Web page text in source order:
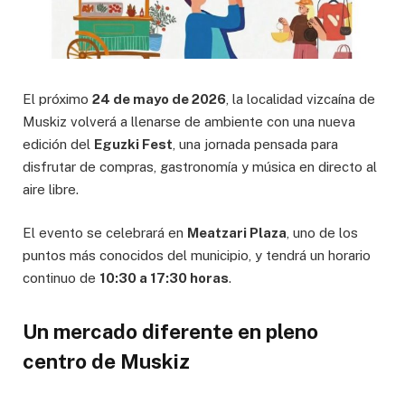
El próximo 24 de mayo de 2026 , la localidad vizcaína de
Muskiz volverá a llenarse de ambiente con una nueva
edición del Eguzki Fest , una jornada pensada para
disfrutar de compras, gastronomía y música en directo al
aire libre.
El evento se celebrará en Meatzari Plaza , uno de los
puntos más conocidos del municipio, y tendrá un horario
continuo de 10:30 a 17:30 horas.
Un mercado diferente en pleno
centro de Muskiz